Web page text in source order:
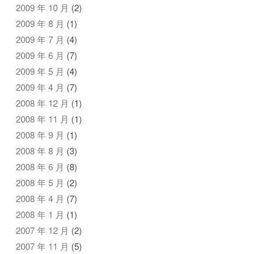
2009 年 10 月 (2)
2009 年 8 月 (1)
2009 年 7 月 (4)
2009 年 6 月 (7)
2009 年 5 月 (4)
2009 年 4 月 (7)
2008 年 12 月 (1)
2008 年 11 月 (1)
2008 年 9 月 (1)
2008 年 8 月 (3)
2008 年 6 月 (8)
2008 年 5 月 (2)
2008 年 4 月 (7)
2008 年 1 月 (1)
2007 年 12 月 (2)
2007 年 11 月 (5)